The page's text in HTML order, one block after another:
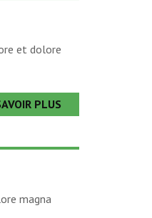
et dolore
PLUS
magna